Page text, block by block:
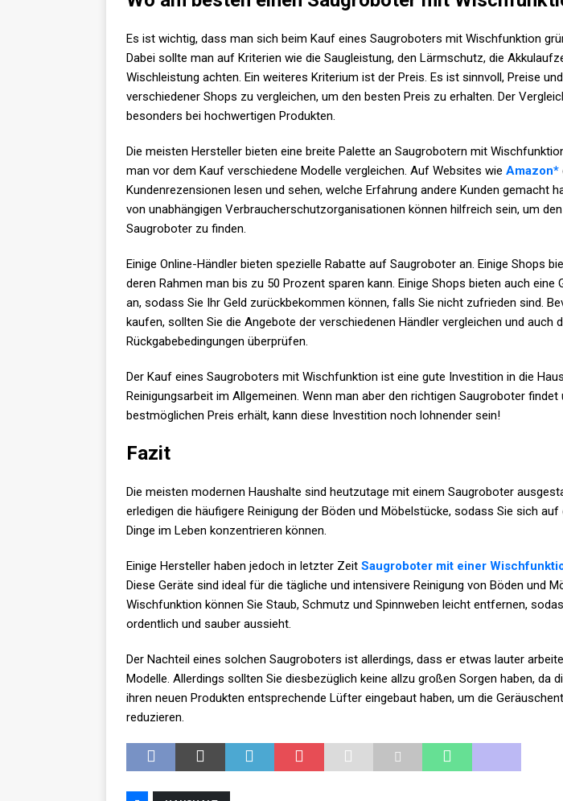
Es ist wichtig, dass man sich beim Kauf eines Saugroboters mit Wischfunktion
Dabei sollte man auf Kriterien wie die Saugleistung, den Lärmschutz, die
Wischleistung achten. Ein weiteres Kriterium ist der Preis. Es ist sinnvoll, Preise
verschiedener Shops zu vergleichen, um den besten Preis zu erhalten. Der
besonders bei hochwertigen Produkten.
Die meisten Hersteller bieten eine breite Palette an Saugrobotern mit
man vor dem Kauf verschiedene Modelle vergleichen. Auf Websites wie Amazon*
Kundenrezensionen lesen und sehen, welche Erfahrung andere Kunden gemacht
von unabhängigen Verbraucherschutzorganisationen können hilfreich sein, um
Saugroboter zu finden.
Einige Online-Händler bieten spezielle Rabatte auf Saugroboter an. Einige Shops
deren Rahmen man bis zu 50 Prozent sparen kann. Einige Shops bieten auch eine
an, sodass Sie Ihr Geld zurückbekommen können, falls Sie nicht zufrieden sind.
kaufen, sollten Sie die Angebote der verschiedenen Händler vergleichen und auch
Rückgabebedingungen überprüfen.
Der Kauf eines Saugroboters mit Wischfunktion ist eine gute Investition in die
Reinigungsarbeit im Allgemeinen. Wenn man aber den richtigen Saugroboter findet
bestmöglichen Preis erhält, kann diese Investition noch lohnender sein!
Fazit
Die meisten modernen Haushalte sind heutzutage mit einem Saugroboter
erledigen die häufigere Reinigung der Böden und Möbelstücke, sodass Sie sich auf
Dinge im Leben konzentrieren können.
Einige Hersteller haben jedoch in letzter Zeit Saugroboter mit einer
Diese Geräte sind ideal für die tägliche und intensivere Reinigung von Böden und
Wischfunktion können Sie Staub, Schmutz und Spinnweben leicht entfernen,
ordentlich und sauber aussieht.
Der Nachteil eines solchen Saugroboters ist allerdings, dass er etwas lauter
Modelle. Allerdings sollten Sie diesbezüglich keine allzu großen Sorgen haben, da
ihren neuen Produkten entsprechende Lüfter eingebaut haben, um die
reduzieren.